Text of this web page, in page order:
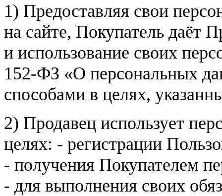
1) Предоставляя свои
на сайте, Покупатель даёт
и использование своих
152-ФЗ «О персональных
способами в целях,
2) Продавец использует
целях: - регистрации
- получения Покупателем
- для выполнения своих